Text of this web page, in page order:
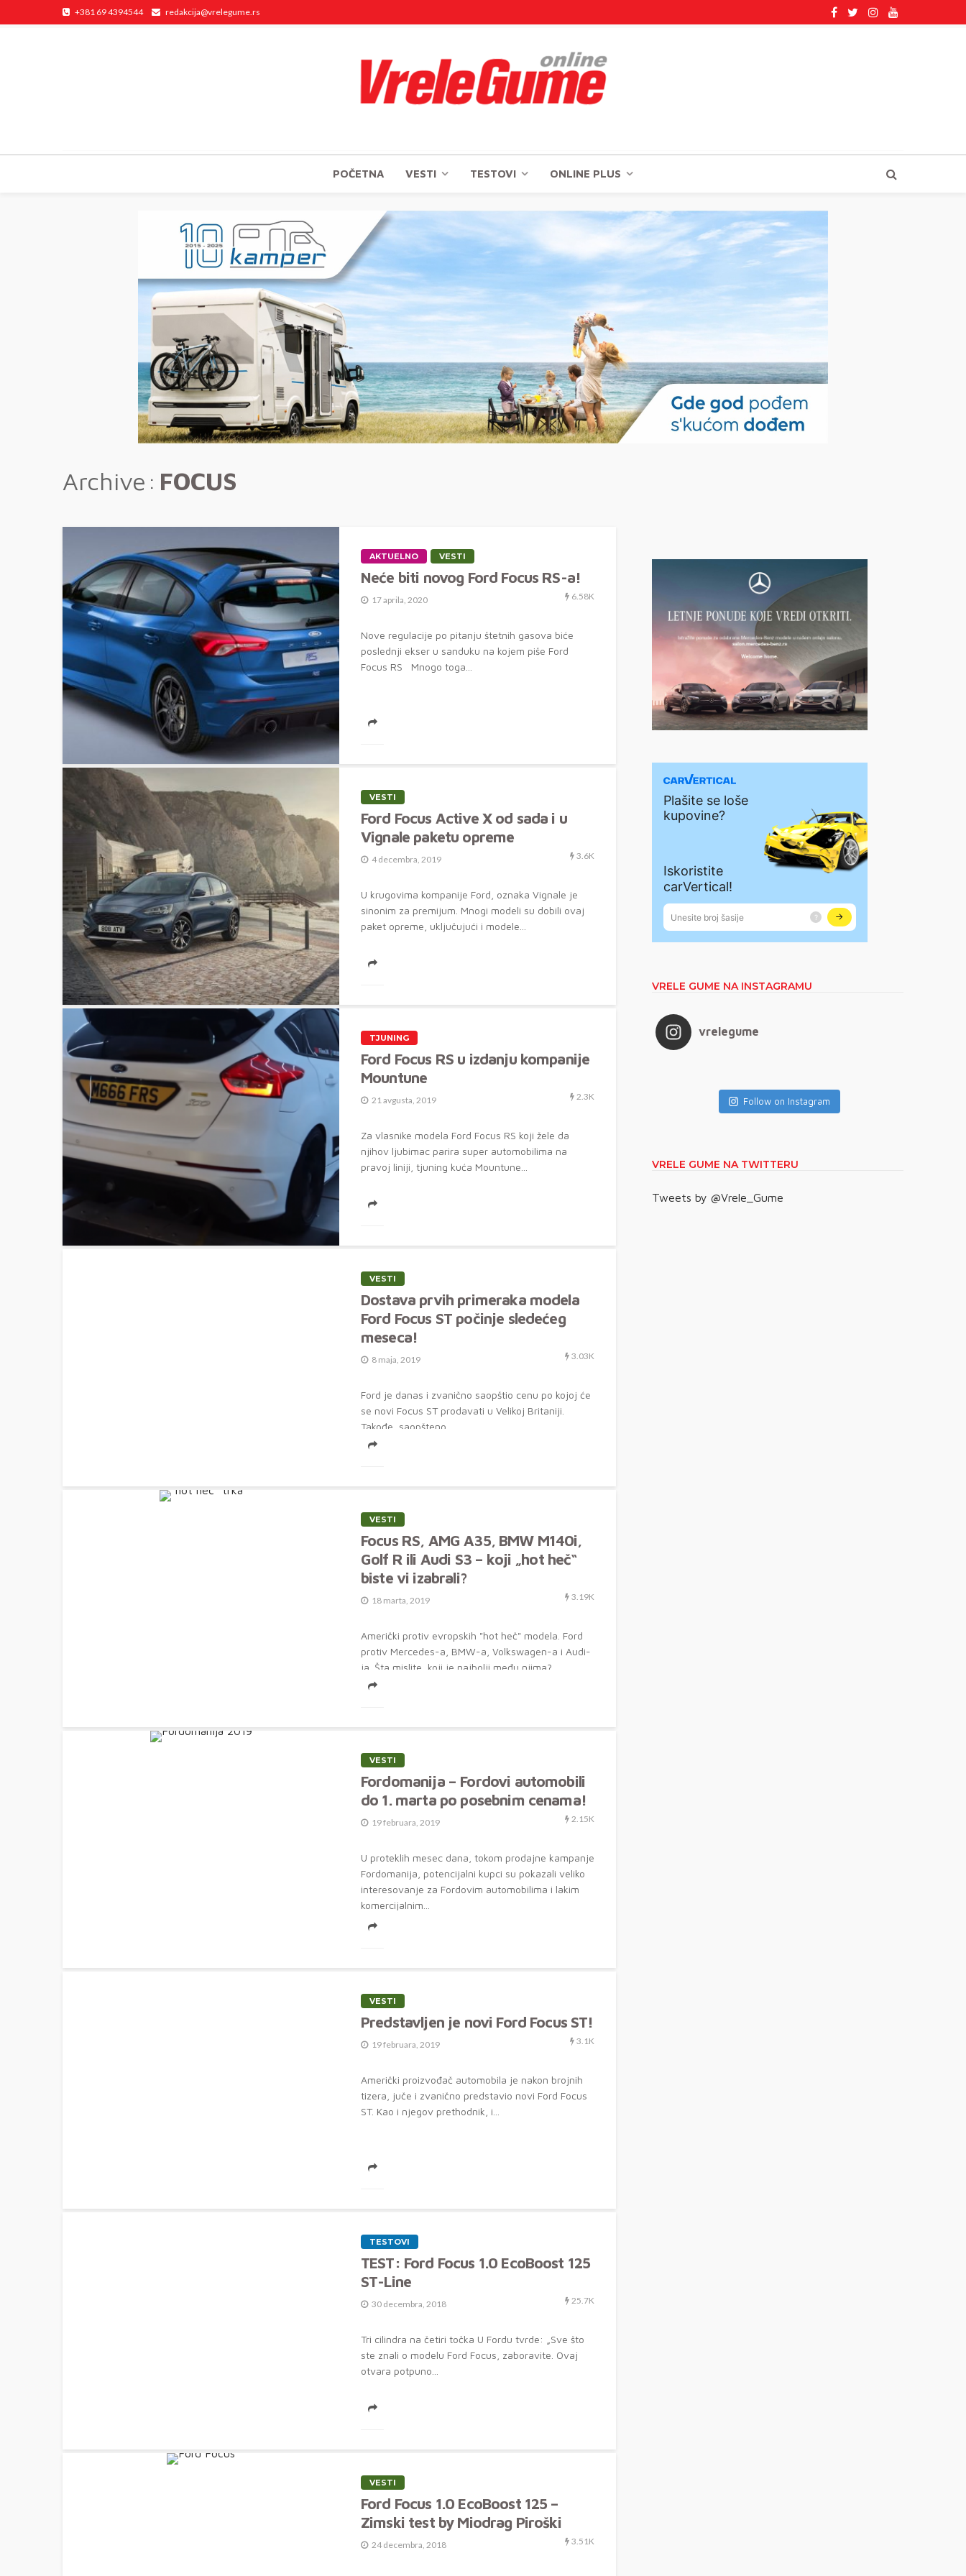
+381 69 4394544 redakcija@vrelegume.rs
POČETNA VESTI TESTOVI ONLINE PLUS
Archive FOCUS
AKTUELNO VESTI
Neće biti novog Ford Focus RS-a!
17 aprila, 2020 6.58K
Nove regulacije po pitanju štetnih gasova biće
poslednji ekser u sanduku na kojem piše Ford
Focus RS Mnogo toga...
VESTI
Ford Focus Active X od sada i u
Vignale paketu opreme
4 decembra, 2019 3.6K
U krugovima kompanije Ford, oznaka Vignale je
sinonim za premijum. Mnogi modeli su dobili ovaj
paket opreme, uključujući i modele...
TJUNING
Ford Focus RS u izdanju kompanije
Mountune
21 avgusta, 2019 2.3K
Za vlasnike modela Ford Focus RS koji žele da
njihov ljubimac parira super automobilima na
pravoj liniji, tjuning kuća Mountune...
VESTI
Dostava prvih primeraka modela
Ford Focus ST počinje sledećeg
meseca!
8 maja, 2019 3.03K
Ford je danas i zvanično saopštio cenu po kojoj će
se novi Focus ST prodavati u Velikoj Britaniji.
Takođe, saopšteno...
VESTI
Focus RS, AMG A35, BMW M140i,
Golf R ili Audi S3 – koji „hot heč“
biste vi izabrali?
18 marta, 2019 3.19K
Američki protiv evropskih "hot heč" modela. Ford
protiv Mercedes-a, BMW-a, Volkswagen-a i Audi-
ja. Šta mislite, koji je najbolji među njima?...
VESTI
Fordomanija – Fordovi automobili
do 1. marta po posebnim cenama!
19 februara, 2019 2.15K
U proteklih mesec dana, tokom prodajne kampanje
Fordomanija, potencijalni kupci su pokazali veliko
interesovanje za Fordovim automobilima i lakim
komercijalnim...
VESTI
Predstavljen je novi Ford Focus ST!
19 februara, 2019 3.1K
Američki proizvođač automobila je nakon brojnih
tizera, juče i zvanično predstavio novi Ford Focus
ST. Kao i njegov prethodnik, i...
TESTOVI
TEST: Ford Focus 1.0 EcoBoost 125
ST-Line
30 decembra, 2018 25.7K
Tri cilindra na četiri točka U Fordu tvrde: „Sve što
ste znali o modelu Ford Focus, zaboravite. Ovaj
otvara potpuno...
VESTI
Ford Focus 1.0 EcoBoost 125 –
Zimski test by Miodrag Piroški
24 decembra, 2018 3.51K
VRELE GUME NA INSTAGRAMU
vrelegume
Follow on Instagram
VRELE GUME NA TWITTERU
Tweets by @Vrele_Gume